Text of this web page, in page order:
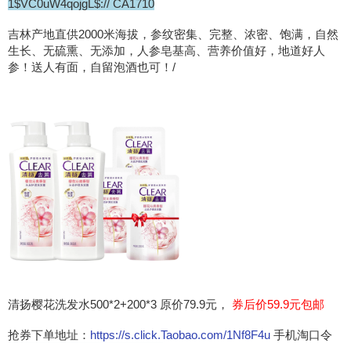
1$VC0uW4qojgL$:// CA1710
吉林产地直供2000米海拔，参纹密集、完整、浓密、饱满，自然
生长、无硫熏、无添加，人参皂基高、营养价值好，地道好人
参！送人有面，自留泡酒也可！/
清扬樱花洗发水500*2+200*3 原价79.9元， 券后价59.9元包邮
抢券下单地址： https://s.click.Taobao.com/1Nf8F4u 手机淘口令